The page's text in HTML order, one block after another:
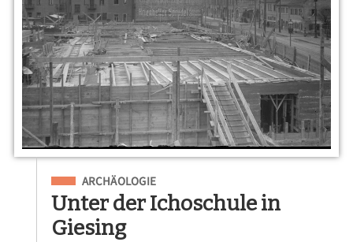
Eingeordnet unter
ARCHÄOLOGIE
Unter der Ichoschule in
Giesing